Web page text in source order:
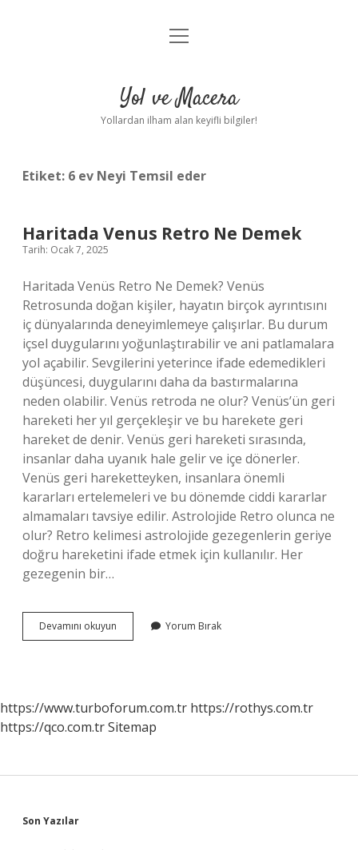
Anasayfa
Yasal Uyarı
menüyü
Yol ve Macera
Yollardan ilham alan keyifli bilgiler!
Etiket: 6 ev Neyi Temsil eder
Haritada Venus Retro Ne Demek
Tarih: Ocak 7, 2025
Haritada Venüs Retro Ne Demek? Venüs
Retrosunda doğan kişiler, hayatın birçok ayrıntısını
iç dünyalarında deneyimlemeye çalışırlar. Bu durum
içsel duygularını yoğunlaştırabilir ve ani patlamalara
yol açabilir. Sevgilerini yeterince ifade edemedikleri
düşüncesi, duygularını daha da bastırmalarına
neden olabilir. Venüs retroda ne olur? Venüs’ün geri
hareketi her yıl gerçekleşir ve bu harekete geri
hareket de denir. Venüs geri hareketi sırasında,
insanlar daha uyanık hale gelir ve içe dönerler.
Venüs geri hareketteyken, insanlara önemli
kararları ertelemeleri ve bu dönemde ciddi kararlar
almamaları tavsiye edilir. Astrolojide Retro olunca ne
olur? Retro kelimesi astrolojide gezegenlerin geriye
doğru hareketini ifade etmek için kullanılır. Her
gezegenin bir…
Devamını okuyun Haritada
Venus
Yorum Bırak
https://www.turboforum.com.tr https://rothys.com.tr
https://qco.com.trSitemap
Sidebar
Son Yazılar